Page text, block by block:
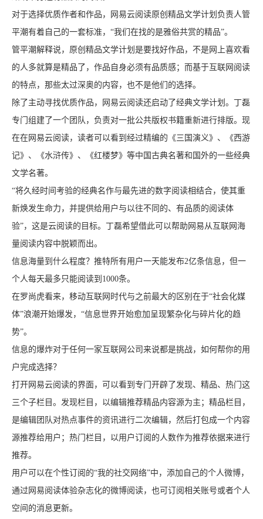
对于选择优质作者和作品，网易云阅读原创精品文学计划负责人管
平潮有着自己的一套标准，“我们在找的是雅俗共赏的精品”。
管平潮解释说，原创精品文学计划是要找好作品，不是网上喜欢看
的人多就算是精品了，作品自身必须有品质感；而基于互联网阅读
的特点，那些太过深奥的内容，也不是他们的选择。
除了主动寻找优质作品，网易云阅读还启动了经典文学计划。丁磊
专门组建了一个团队，负责对一批公共版权书籍重新进行排版。现
在在网易云阅读，读者可以看到经过精编的《三国演义》、《西游
记》、《水浒传》、《红楼梦》等中国古典名著和国外的一些经典
文学名著。
“将久经时间考验的经典名作与最先进的数字阅读相结合，使其重
新焕发生命力，并提供给用户与以往不同的、有品质的阅读体
验”，这是云阅读的目标。丁磊希望借此可以帮助网易从互联网海
量阅读内容中脱颖而出。
信息海量到什么程度？推特所有用户一天能发布2亿条信息，但一
个人每天最多只能阅读到1000条。
在罗尚虎看来，移动互联网时代与之前最大的区别在于“社会化媒
体”浪潮开始爆发，“信息世界开始愈加呈现繁杂化与碎片化的趋
势”。
信息的爆炸对于任何一家互联网公司来说都是挑战，如何帮你的用
户完成选择？
打开网易云阅读的界面，可以看到专门开辟了发现、精品、热门这
三个子栏目。发现栏目，以编辑推荐精品内容源为主；精品栏目，
是编辑团队对热点事件的资讯进行二次编辑，然后打包成一个内容
源推荐给用户；热门栏目，以用户订阅的人数作为推荐依据来进行
推荐。
用户可以在个性订阅的“我的社交网络”中，添加自己的个人微博，
通过网易阅读体验杂志化的微博阅读，也可订阅相关账号或者个人
空间的消息更新。